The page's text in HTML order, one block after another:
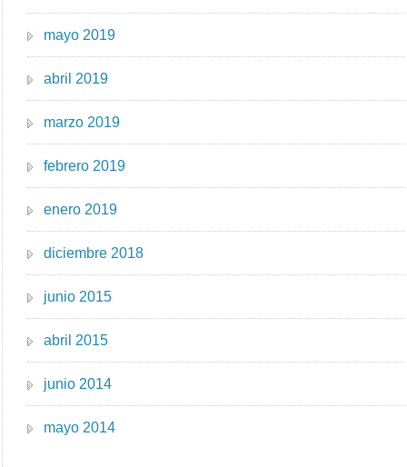
mayo 2019
abril 2019
marzo 2019
febrero 2019
enero 2019
diciembre 2018
junio 2015
abril 2015
junio 2014
mayo 2014